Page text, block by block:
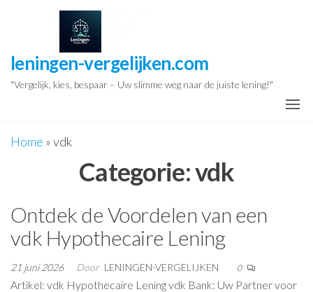
inhoud
leningen-vergelijken.com
"Vergelijk, kies, bespaar – Uw slimme weg naar de juiste lening!"
Home »vdk
Categorie:vdk
Ontdek de Voordelen van een
vdk Hypothecaire Lening
21 juni 2026 Door LENINGEN-VERGELIJKEN 0
Artikel: vdk Hypothecaire Lening vdk Bank: Uw Partner voor